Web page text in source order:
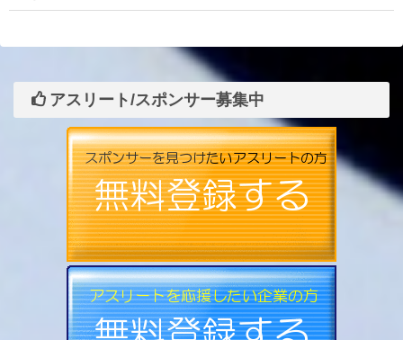
アスリート/スポンサー募集中